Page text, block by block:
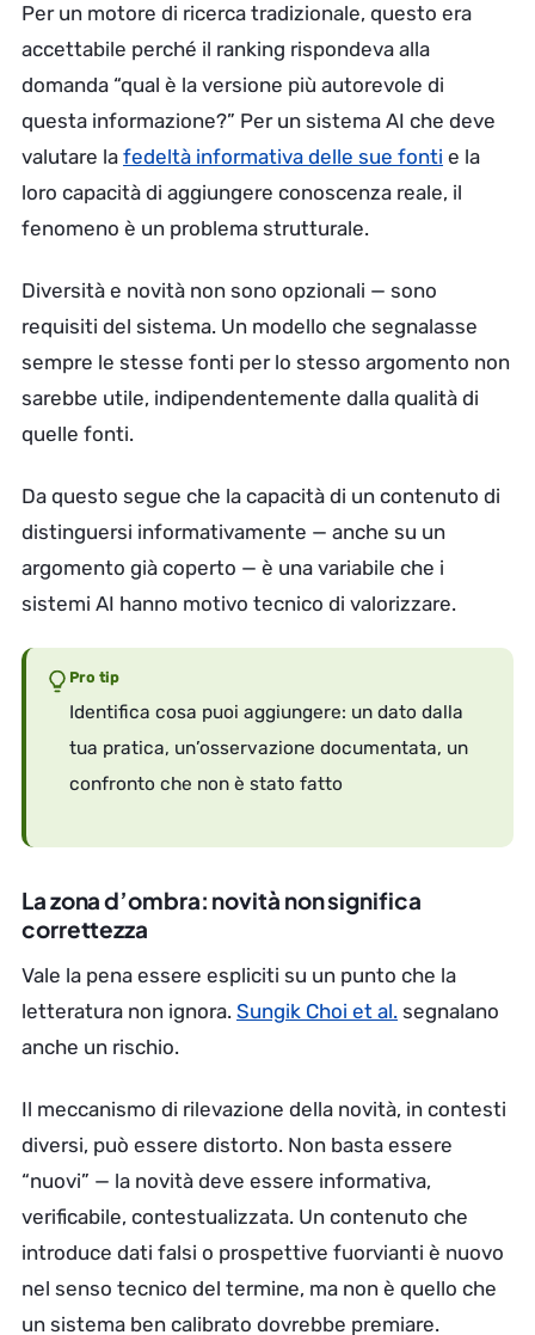
Per un motore di ricerca tradizionale, questo era
accettabile perché il ranking rispondeva alla
domanda “qual è la versione più autorevole di
questa informazione?” Per un sistema AI che deve
valutare la fedeltà informativa delle sue fonti e la
loro capacità di aggiungere conoscenza reale, il
fenomeno è un problema strutturale.
Diversità e novità non sono opzionali — sono
requisiti del sistema. Un modello che segnalasse
sempre le stesse fonti per lo stesso argomento non
sarebbe utile, indipendentemente dalla qualità di
quelle fonti.
Da questo segue che la capacità di un contenuto di
distinguersi informativamente — anche su un
argomento già coperto — è una variabile che i
sistemi AI hanno motivo tecnico di valorizzare.
Pro tip
Identifica cosa puoi aggiungere: un dato dalla
tua pratica, un’osservazione documentata, un
confronto che non è stato fatto
La zona d’ombra: novità non significa
correttezza
Vale la pena essere espliciti su un punto che la
letteratura non ignora. Sungik Choi et al. segnalano
anche un rischio.
Il meccanismo di rilevazione della novità, in contesti
diversi, può essere distorto. Non basta essere
“nuovi” — la novità deve essere informativa,
verificabile, contestualizzata. Un contenuto che
introduce dati falsi o prospettive fuorvianti è nuovo
nel senso tecnico del termine, ma non è quello che
un sistema ben calibrato dovrebbe premiare.